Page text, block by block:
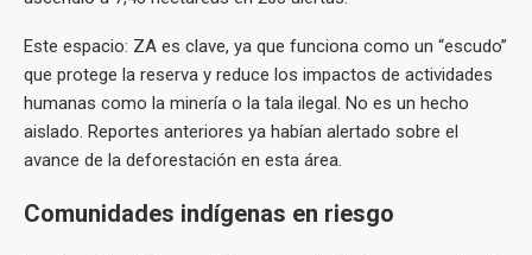
Este espacio: ZA es clave, ya que funciona como un “escudo”
que protege la reserva y reduce los impactos de actividades
humanas como la minería o la tala ilegal. No es un hecho
aislado. Reportes anteriores ya habían alertado sobre el
avance de la deforestación en esta área.
Comunidades indígenas en riesgo